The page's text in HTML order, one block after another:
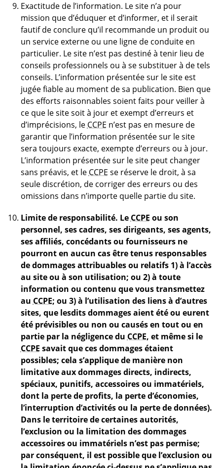
Exactitude de l’information. Le site n’a pour
mission que d’éduquer et d’informer, et il serait
fautif de conclure qu’il recommande un produit ou
un service externe ou une ligne de conduite en
particulier. Le site n’est pas destiné à tenir lieu de
conseils professionnels ou à se substituer à de tels
conseils. L’information présentée sur le site est
jugée fiable au moment de sa publication. Bien que
des efforts raisonnables soient faits pour veiller à
ce que le site soit à jour et exempt d’erreurs et
d’imprécisions, le CCPE n’est pas en mesure de
garantir que l’information présentée sur le site
sera toujours exacte, exempte d’erreurs ou à jour.
L’information présentée sur le site peut changer
sans préavis, et le CCPE se réserve le droit, à sa
seule discrétion, de corriger des erreurs ou des
omissions dans n’importe quelle partie du site.
Limite de responsabilité. Le CCPE ou son
personnel, ses cadres, ses dirigeants, ses agents,
ses affiliés, concédants ou fournisseurs ne
pourront en aucun cas être tenus responsables
de dommages attribuables ou relatifs 1) à l’accès
au site ou à son utilisation; ou 2) à toute
information ou contenu que vous transmettez
au CCPE; ou 3) à l’utilisation des liens à d’autres
sites, que lesdits dommages aient été ou eurent
été prévisibles ou non ou causés en tout ou en
partie par la négligence du CCPE, et même si le
CCPE savait que ces dommages étaient
possibles; cela s’applique de manière non
limitative aux dommages directs, indirects,
spéciaux, punitifs, accessoires ou immatériels,
dont la perte de profits, la perte d’économies,
l’interruption d’activités ou la perte de données).
Dans le territoire de certaines autorités,
l’exclusion ou la limitation des dommages
accessoires ou immatériels n’est pas permise;
par conséquent, il est possible que l’exclusion ou